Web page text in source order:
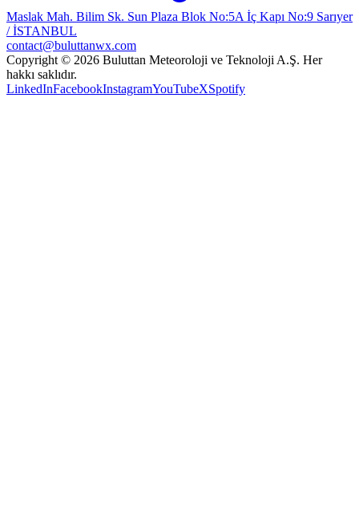
Maslak Mah. Bilim Sk. Sun Plaza Blok No:5A İç Kapı No:9 Sarıyer
/ İSTANBUL
contact@buluttanwx.com
Copyright © 2026 Buluttan Meteoroloji ve Teknoloji A.Ş. Her
hakkı saklıdır.
LinkedInFacebookInstagramYouTubeXSpotify